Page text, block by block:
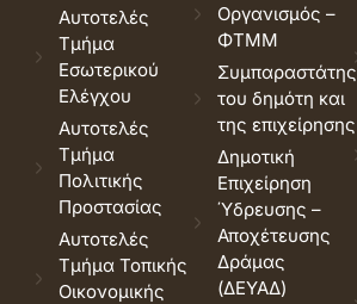
Αυτοτελές
Τμήμα
Εσωτερικού
Ελέγχου
Αυτοτελές
Τμήμα
Πολιτικής
Προστασίας
Αυτοτελές
Τμήμα Τοπικής
Οικονομικής
Οργανισμός –
ΦΤΜΜ
Συμπαραστάτης
του δημότη και
της επιχείρησης
Δημοτική
Επιχείρηση
Ύδρευσης –
Αποχέτευσης
Δράμας
(ΔΕΥΑΔ)